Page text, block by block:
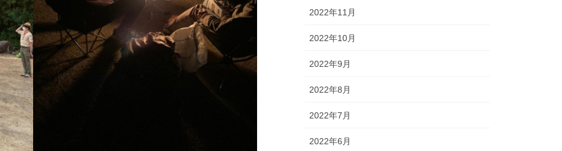
2022年11月
2022年10月
2022年9月
2022年8月
2022年7月
2022年6月